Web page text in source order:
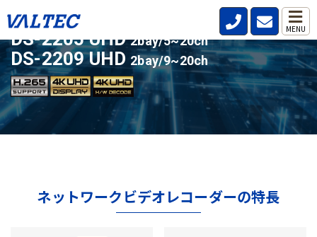
MENU
ライセンスアップ対応の人気モデル
DS-2205 UHD2bay/5~20ch
DS-2209 UHD 2bay/9~20ch
ネットワークビデオレコーダーの特長